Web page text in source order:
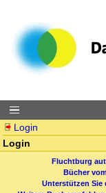
Login
Login
Fluchtburg
Bücher
Unterstützen Sie